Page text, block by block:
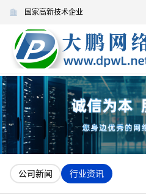
国家高新技术企业
公司新闻 行业资讯